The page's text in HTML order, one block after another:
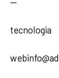
tecnologia